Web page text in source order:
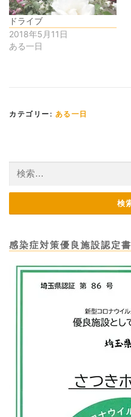
ドライブ
2018年5月11日
ある一日
カテゴリー: ある一日
索:
感染症対策優良施設認定書